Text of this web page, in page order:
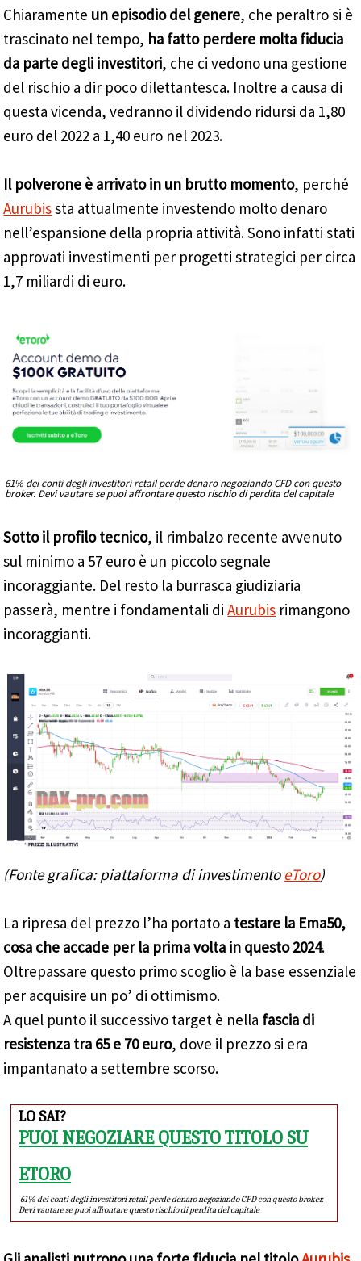
Chiaramente un episodio del genere, che peraltro si è
trascinato nel tempo, ha fatto perdere molta fiducia
da parte degli investitori, che ci vedono una gestione
del rischio a dir poco dilettantesca. Inoltre a causa di
questa vicenda, vedranno il dividendo ridursi da 1,80
euro del 2022 a 1,40 euro nel 2023.
Il polverone è arrivato in un brutto momento, perché
Aurubissta attualmente investendo molto denaro
nell’espansione della propria attività. Sono infatti stati
approvati investimenti per progetti strategici per circa
1,7 miliardi di euro.
61% dei conti degli investitori retail perde denaro negoziando CFD con questo
broker. Devi vautare se puoi affrontare questo rischio di perdita del capitale
Sotto il profilo tecnico, il rimbalzo recente avvenuto
sul minimo a 57 euro è un piccolo segnale
incoraggiante. Del resto la burrasca giudiziaria
passerà, mentre i fondamentali diAurubis rimangono
incoraggianti.
(Fonte grafica: piattaforma di investimentoeToro)
La ripresa del prezzo l’ha portato a testare la Ema50,
cosa che accade per la prima volta in questo 2024.
Oltrepassare questo primo scoglio è la base essenziale
per acquisire un po’ di ottimismo.
A quel punto il successivo target è nella fascia di
resistenza tra 65 e 70 euro, dove il prezzo si era
impantanato a settembre scorso.
LO SAI?
PUOI NEGOZIARE QUESTO TITOLO SU
ETORO
61% dei conti degli investitori retail perde denaro negoziando CFD con questo broker.
Devi vautare se puoi affrontare questo rischio di perdita del capitale